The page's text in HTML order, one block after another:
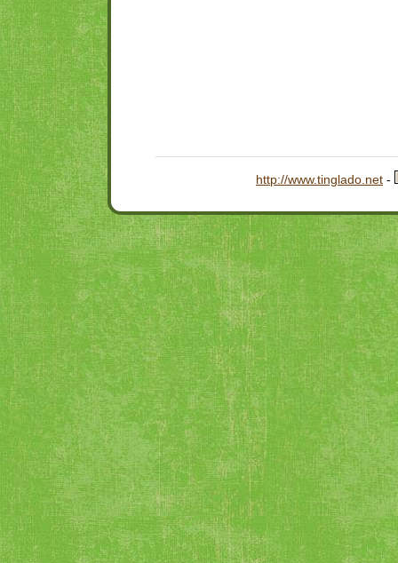
http://www.tinglado.net -